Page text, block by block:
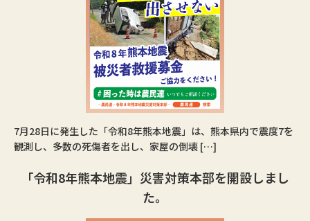
7月28日に発生した「令和8年熊本地震」は、熊本県内で震度7を
観測し、多数の死傷者を出し、家屋の倒壊 […]
「令和8年熊本地震」災害対策本部を開設しまし
た。